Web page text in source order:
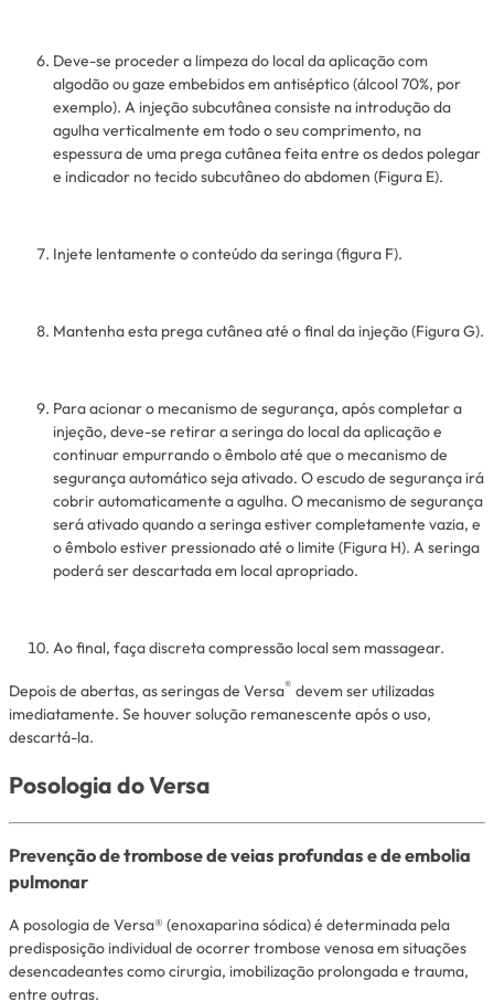
Deve-se proceder a limpeza do local da aplicação com
algodão ou gaze embebidos em antiséptico (álcool 70%, por
exemplo). A injeção subcutânea consiste na introdução da
agulha verticalmente em todo o seu comprimento, na
espessura de uma prega cutânea feita entre os dedos polegar
e indicador no tecido subcutâneo do abdomen (Figura E).
Injete lentamente o conteúdo da seringa (figura F).
Mantenha esta prega cutânea até o final da injeção (Figura G).
Para acionar o mecanismo de segurança, após completar a
injeção, deve-se retirar a seringa do local da aplicação e
continuar empurrando o êmbolo até que o mecanismo de
segurança automático seja ativado. O escudo de segurança irá
cobrir automaticamente a agulha. O mecanismo de segurança
será ativado quando a seringa estiver completamente vazia, e
o êmbolo estiver pressionado até o limite (Figura H). A seringa
poderá ser descartada em local apropriado.
Ao final, faça discreta compressão local sem massagear.
Depois de abertas, as seringas de Versa® devem ser utilizadas
imediatamente. Se houver solução remanescente após o uso,
descartá-la.
Posologia do Versa
Prevenção de trombose de veias profundas e de embolia
pulmonar
A posologia de Versa® (enoxaparina sódica) é determinada pela
predisposição individual de ocorrer trombose venosa em situações
desencadeantes como cirurgia, imobilização prolongada e trauma,
entre outras.